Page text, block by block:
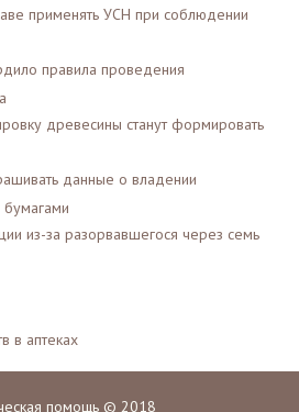
применять УСН при соблюдении
правила проведения
древесины станут формировать
данные о владении
из-за разорвавшегося через семь
в аптеках
помощь © 2018